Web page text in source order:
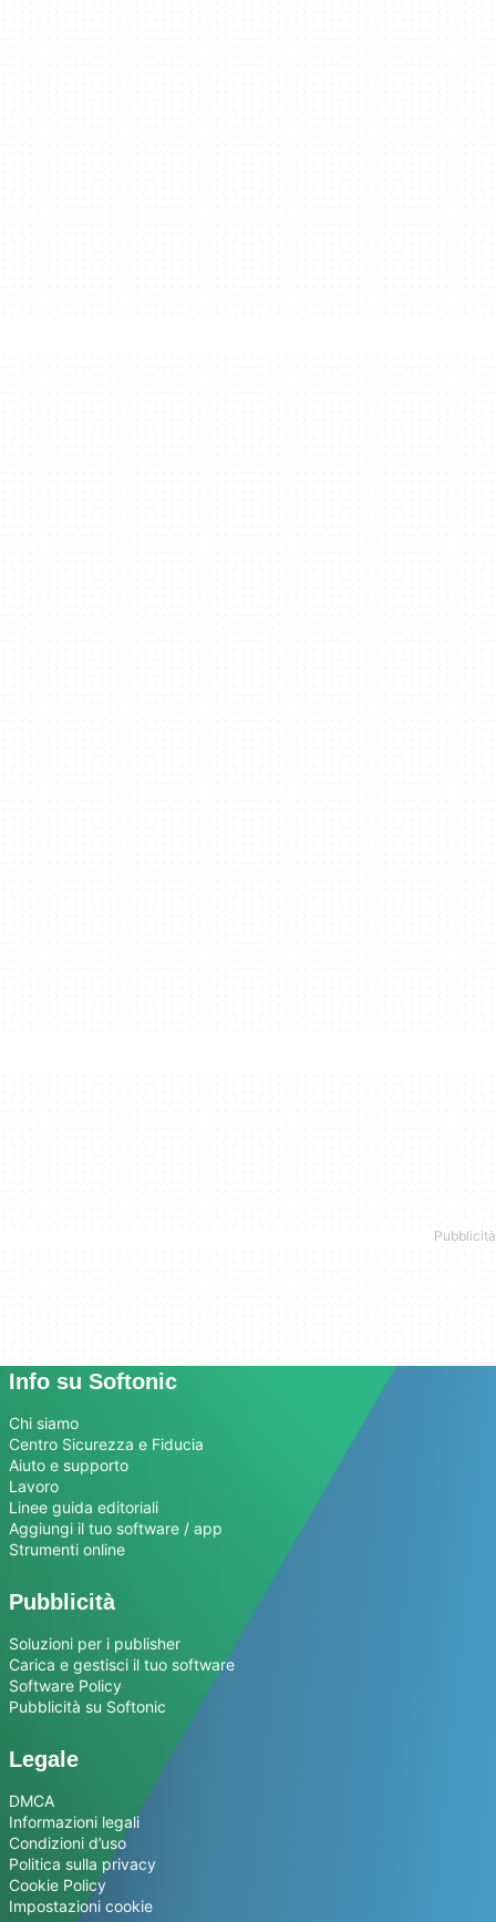
Info su Softonic
Chi siamo
Centro Sicurezza e Fiducia
Aiuto e supporto
Lavoro
Linee guida editoriali
Aggiungi il tuo software / app
Strumenti online
Pubblicità
Soluzioni per i publisher
Carica e gestisci il tuo software
Software Policy
Pubblicità su Softonic
Legale
DMCA
Informazioni legali
Condizioni d’uso
Politica sulla privacy
Cookie Policy
Impostazioni cookie